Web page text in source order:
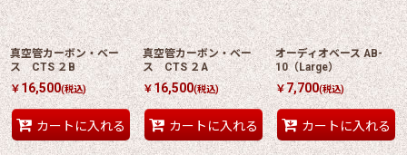
絞り込む
真空管カーボン・ベー
ス CTS ２B
￥16,500(税込)
カートに入れる
真空管カーボン・ベー
ス CTS ２A
￥16,500(税込)
カートに入れる
オーディオベース AB-
10（Large）
￥7,700(税込)
カートに入れる